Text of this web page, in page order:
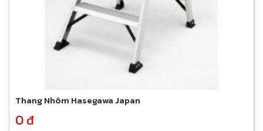
Thang Nhôm Hasegawa Japan
0 đ